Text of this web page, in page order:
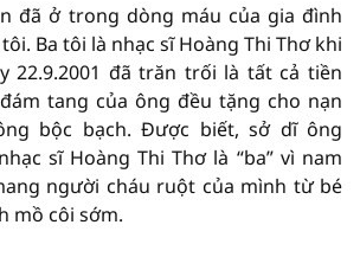
đã ở trong dòng máu của gia đình
Ba tôi là nhạc sĩ Hoàng Thi Thơ khi
22.9.2001 đã trăn trối là tất cả tiền
tang của ông đều tặng cho nạn
bộc bạch. Được biết, sở dĩ ông
sĩ Hoàng Thi Thơ là “ba” vì nam
người cháu ruột của mình từ bé
mồ côi sớm.